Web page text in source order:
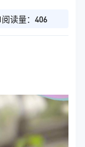
阅读量：406